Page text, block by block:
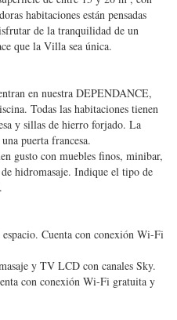
habitaciones están pensadas
de la tranquilidad de un
que la Villa sea única.
en nuestra DEPENDANCE,
Todas las habitaciones tienen
y sillas de hierro forjado. La
puerta francesa.
gusto con muebles finos, minibar,
hidromasaje. Indique el tipo de
Cuenta con conexión Wi-Fi
y TV LCD con canales Sky.
con conexión Wi-Fi gratuita y